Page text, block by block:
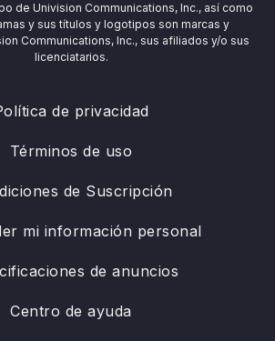
de Univision Communications, Inc., así como
y sus títulos y logotipos son marcas y
Communications, Inc., sus afiliados y/o sus
licenciatarios.
de privacidad
Términos de uso
de Suscripción
mi información personal
de anuncios
Centro de ayuda